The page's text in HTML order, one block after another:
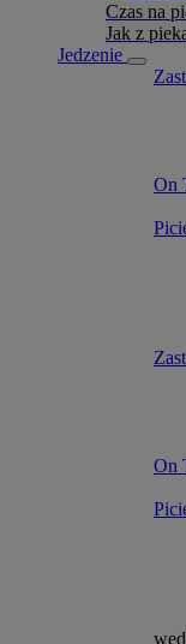
Czas na
Jak z
Jedzenie
On
On